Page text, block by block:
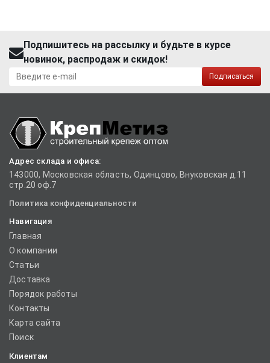
Подпишитесь на рассылку и будьте в курсе
новинок, распродаж и скидок!
Подписаться
Адрес склада и офиса:
143000, Московская область, Одинцово, Внуковская д.11
стр.20 оф.7
Политика конфиденциальности
Навигация
Главная
О компании
Статьи
Доставка
Порядок работы
Контакты
Карта сайта
Поиск
Клиентам